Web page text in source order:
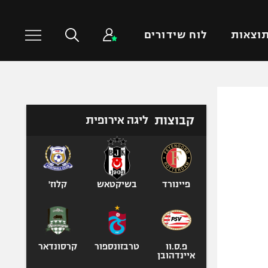
תוצאות לוח שידורים
טניס
כדוריד
כדורעף
שחייה
אגרוף
ספורט אולימפי
UFC
קבוצות ליגה אירופית
פיינורד בשיקטאש קלוז'
פ.ס.וו
איינדהובן
טרבזונספור קרסונדאר